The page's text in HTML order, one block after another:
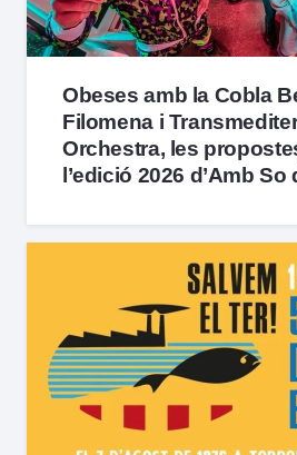
Obeses amb la Cobla
Filomena i
Orchestra, les
l’edició 2026 d’Amb